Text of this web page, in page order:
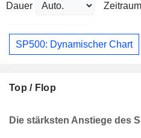
Dauer Zeitraum
SP500: Dynamischer Chart
Top / Flop
Die stärksten Anstiege des